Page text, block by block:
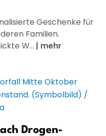
Geschenke für
Familien.
W... | mehr
Drogen-